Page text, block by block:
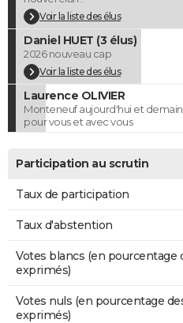
FORUM
Bricolage
Lifestyle
Culture
Sport
Auto
Television
Voyage
Cinema
Voir la liste des élus
Daniel HUET (3 élus)
2026 nouveau cap
Voir la liste des élus
Laurence OLIVIER
Monteneuf aujourd'hui et demain,
pour vous et avec vous
Participation au scrutin
Taux de participation
Taux d'abstention
Votes blancs (en pourcentage
exprimés)
Votes nuls (en pourcentage
exprimés)